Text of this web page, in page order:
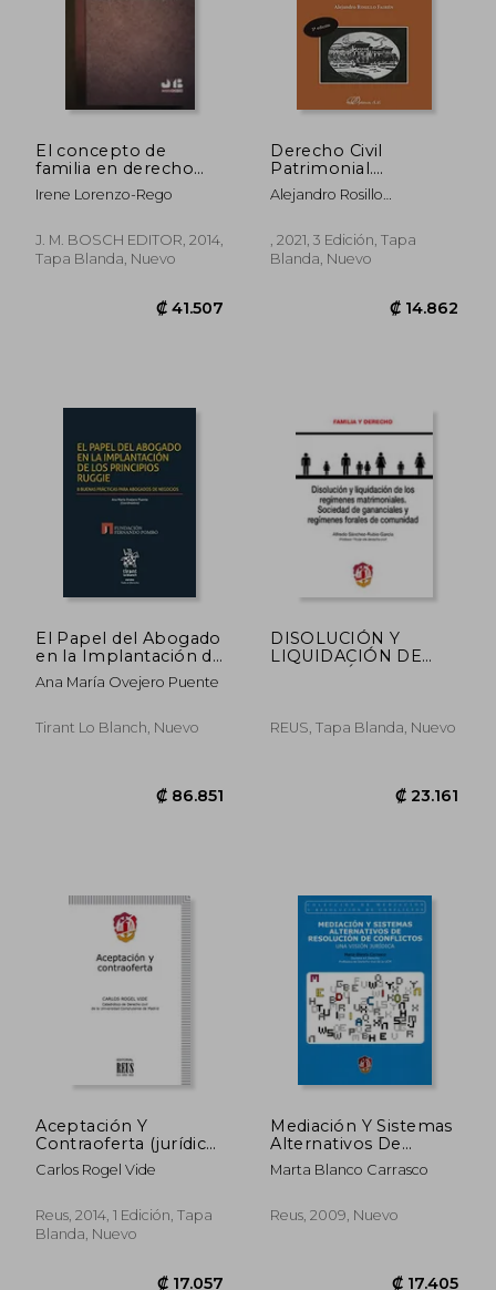
₡ 16.095
El concepto de
familia en derecho
español: un estudio
interdisciplinar
Irene Lorenzo-Rego
J. M. BOSCH EDITOR, 2014,
Tapa Blanda, Nuevo
Derecho Civil
Patrimonial.
Selección de Casos
Prácticos.
Contratos, Reales e
Inmobiliario Registral:
Alejandro Rosillo
, 2021, 3 Edición, Tapa
Blanda, Nuevo
El Papel del Abogado
en la Implantación de
los Principios Ruggie
Ana María Ovejero Puente
Tirant Lo Blanch, Nuevo
DISOLUCIÓN Y
LIQUIDACIÓN DE
LOS REGÍMENES
GANAN
REUS, Tapa Blanda, Nuevo
Aceptación Y
Contraoferta (jurídica
General-monografías)
Carlos Rogel Vide
Reus, 2014, 1 Edición, Tapa
Blanda, Nuevo
Mediación Y Sistemas
Alternativos De
Resolución De
Conflictos. Una Visión
Marta Blanco Carrasco
Reus, 2009, Nuevo